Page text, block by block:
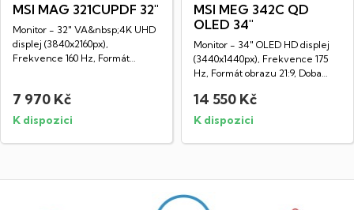
MSI MAG 321CUPDF 32"
Monitor - 32" VA&nbsp;4K UHD
displej (3840x2160px),
Frekvence 160 Hz, Formát
7 970 Kč
K dispozici
MSI MEG 342C QD
OLED 34"
Monitor - 34" OLED HD displej
(3440x1440px), Frekvence 175
Hz, Formát obrazu 21:9, Doba
14 550 Kč
K dispozici